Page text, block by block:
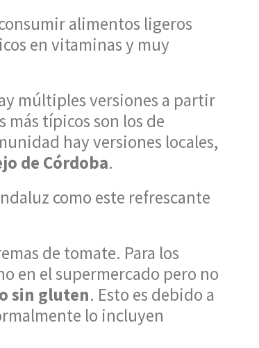
alimentos ligeros
en vitaminas y muy
múltiples versiones a partir
más típicos son los de
hay versiones locales,
de Córdoba.
como este refrescante
de tomate. Para los
en el supermercado pero no
sin gluten. Esto es debido a
lo incluyen